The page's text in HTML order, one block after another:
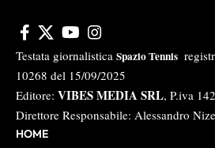
Testata giornalistica Spazio Tennis
10268 del 15/09/2025
Editore: VIBES MEDIA SRL, P.iva
Direttore Responsabile: Alessandro
HOME